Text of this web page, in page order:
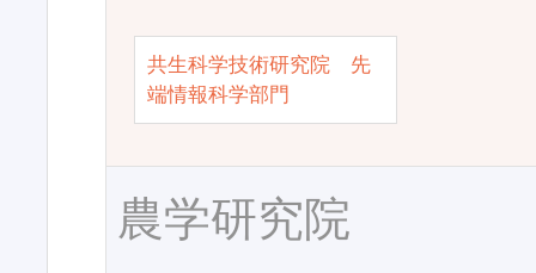
共生科学技術研究院 先
端情報科学部門
農学研究院